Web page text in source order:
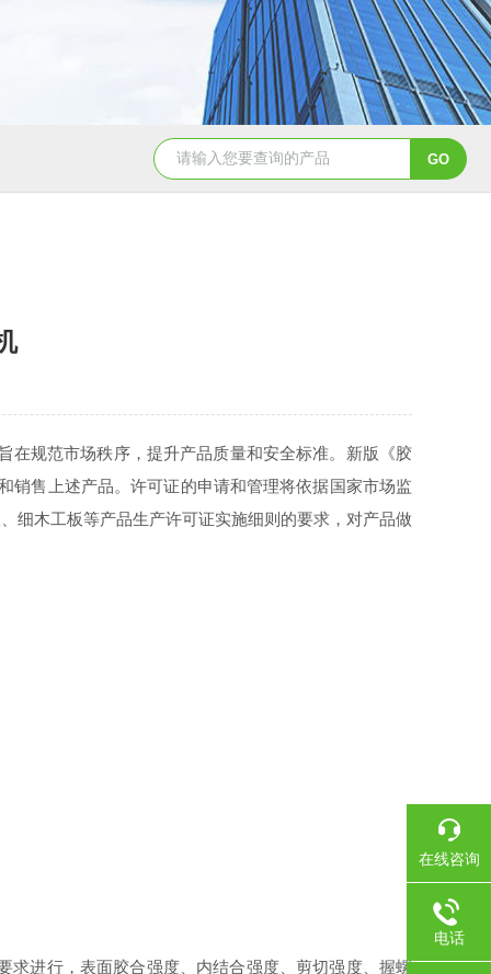
双工位弹簧疲劳试验机 电磁铁
在规范市场秩序，提升产品质量和安全标准。新版《胶
销售上述产品。许可证的申请和管理将依据国家市场监
细木工板等产品生产许可证实施细则的要求，对产品做
求进行，表面胶合强度、内结合强度、剪切强度、握螺
在线咨询
电话